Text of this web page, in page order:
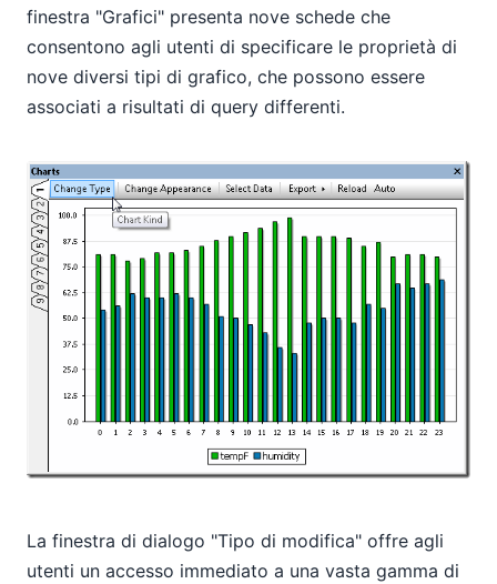
finestra "Grafici" presenta nove schede che
consentono agli utenti di specificare le proprietà di
nove diversi tipi di grafico, che possono essere
associati a risultati di query differenti.
La finestra di dialogo "Tipo di modifica" offre agli
utenti un accesso immediato a una vasta gamma di